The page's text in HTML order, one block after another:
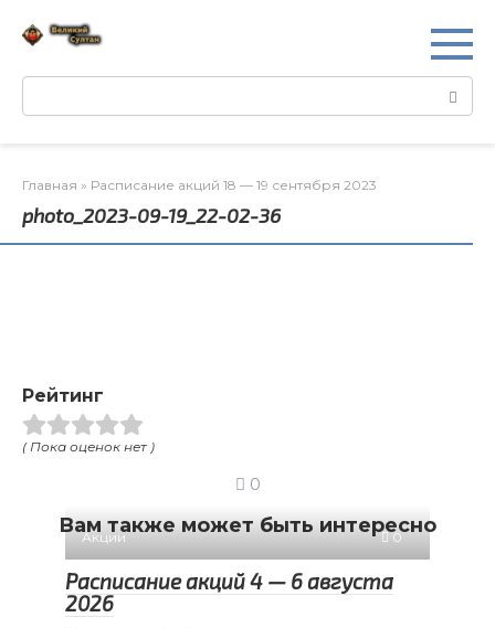
Поиск:
Главная » Расписание акций 18 — 19 сентября 2023
photo_2023-09-19_22-02-36
Рейтинг
( Пока оценок нет )
0
Вам также может быть интересно
Акции 0
Расписание акций 4 — 6 августа
2026